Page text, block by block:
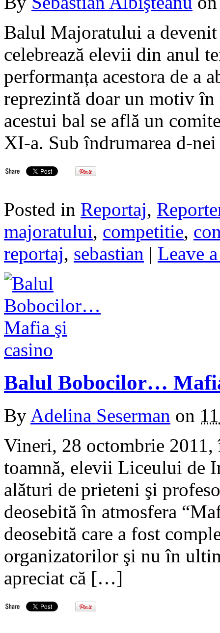
Balul Majoratului a
celebrează elevii din anul
performanța acestora de a
reprezintă doar un motiv în
acestui bal se află un
XI-a. Sub îndrumarea d-
Posted in Reportaj,
majoratului, competitie,
reportaj, sebastian | Leave
Balul Bobocilor…
By Adelina Seserman on
Vineri, 28 octombrie
toamnă, elevii Liceului de
alături de prieteni şi
deosebită în atmosfera
deosebită care a fost
organizatorilor şi nu în
apreciat că […]